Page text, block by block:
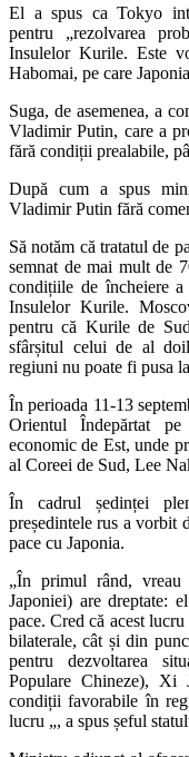
El a spus ca Tokyo
pentru „rezolvarea
Insulelor Kurile. Este
Habomai, pe care
Suga, de asemenea, a
Vladimir Putin, care a
fără condiții prealabile,
După cum a spus
Vladimir Putin fără
Să notăm că tratatul de
semnat de mai mult de
condițiile de încheiere a
Insulelor Kurile.
pentru că Kurile de
sfârșitul celui de al
regiuni nu poate fi pusa
În perioada 11-13
Orientul Îndepărtat
economic de Est, unde
al Coreei de Sud, Lee
În cadrul ședinței
președintele rus a vorbit
pace cu Japonia.
„În primul rând,
Japoniei) are dreptate:
pace. Cred că acest
bilaterale, cât și din
pentru dezvoltarea
Populare Chineze), Xi
condiții favorabile în
lucru „, a spus șeful